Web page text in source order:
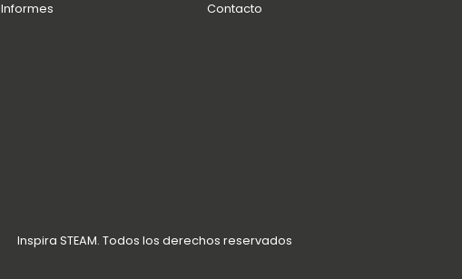
Informes Contacto
Inspira STEAM. Todos los derechos reservados